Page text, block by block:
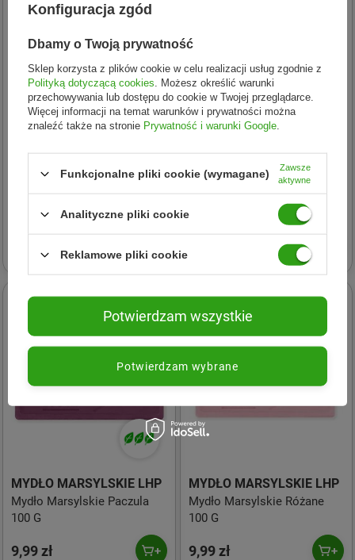
MYDŁO MARSYLSKIE LHP
Mydło Marsylskie Konwalia
100 G
MYDŁO MARSYLSKIE LHP
Mydło Marsylskie LIŚCIE
OLIWEK 100 G
MYDŁO MARSYLSKIE LHP
Mydło Marsylskie Paczula
100 G
9,99 zł
MYDŁO MARSYLSKIE LHP
Mydło Marsylskie Różane
100 G
9,99 zł
Konfiguracja zgód
Dbamy o Twoją prywatność
Sklep korzysta z plików cookie w celu realizacji usług zgodnie z
Polityką dotyczącą cookies . Możesz określić warunki
przechowywania lub dostępu do cookie w Twojej przeglądarce.
Więcej informacji na temat warunków i prywatności można
znaleźć także na stronie Prywatność i warunki Google
Funkcjonalne pliki cookie (wymagane)
Zawsze
aktywne
Analityczne pliki cookie
Reklamowe pliki cookie
Potwierdzam wybrane
Potwierdzam wszystkie